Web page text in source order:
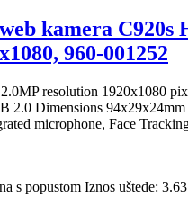
kamera C920s
960-001252
resolution 1920x1080
2.0 Dimensions 94x29x24mm
microphone, Face
s popustom Iznos uštede: